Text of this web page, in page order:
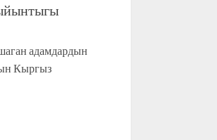
адамдардын
Кыргыз